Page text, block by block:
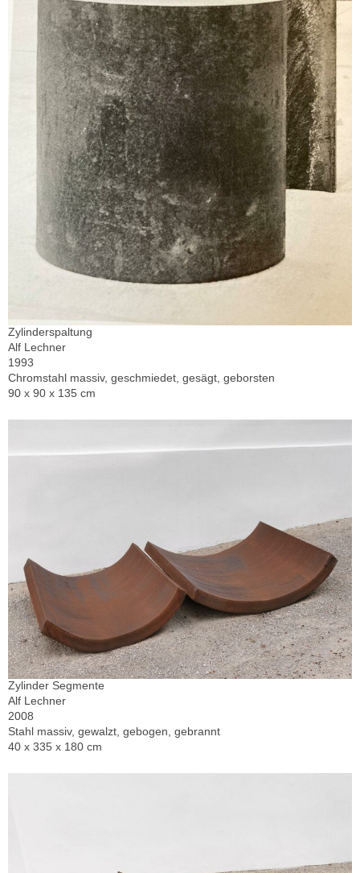
Zylinderspaltung
Alf Lechner
1993
Chromstahl massiv, geschmiedet, gesägt, geborsten
90 x 90 x 135 cm
Zylinder Segmente
Alf Lechner
2008
Stahl massiv, gewalzt, gebogen, gebrannt
40 x 335 x 180 cm